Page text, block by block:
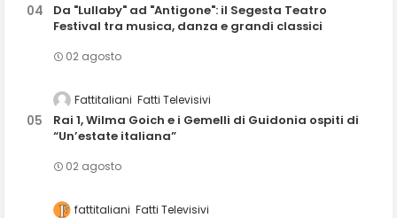
Da "Lullaby" ad "Antigone": il Segesta Teatro
Festival tra musica, danza e grandi classici
02 agosto
Fattitaliani Fatti Televisivi
Rai 1, Wilma Goich e i Gemelli di Guidonia ospiti di
“Un’estate italiana”
02 agosto
fattitaliani Fatti Televisivi